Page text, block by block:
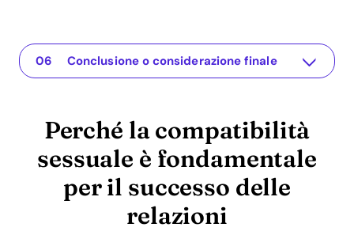
Perché la compatibilità sessuale è fondamentale per il successo delle relazioni
L'app per la tua relazione
Comprendere il problema
Perché la compatibilità sessuale è importante?
Soluzioni pratiche o spunti
Conclusione o considerazione finale
Perché la compatibilità
sessuale è fondamentale
per il successo delle
relazioni